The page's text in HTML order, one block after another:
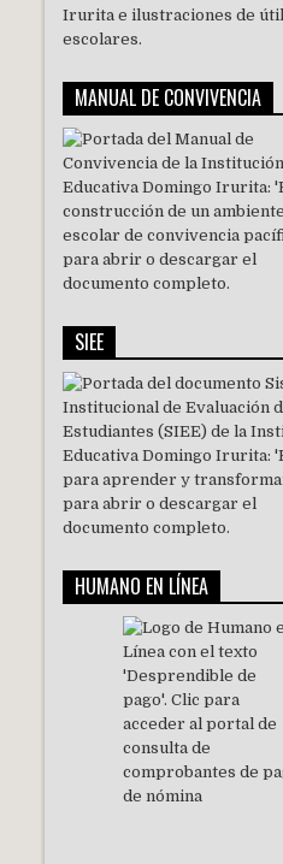
MANUAL DE CONVIVENCIA
SIEE
HUMANO EN LÍNEA